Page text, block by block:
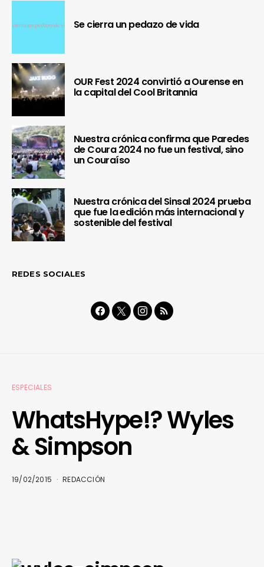
Se cierra un pedazo de vida
OUR Fest 2024 convirtió a Ourense en
la capital del Cool Britannia
Nuestra crónica confirma que Paredes
de Coura 2024 no fue un festival, sino
un Couraíso
Nuestra crónica del Sinsal 2024 prueba
que fue la edición más internacional y
sostenible del festival
REDES SOCIALES
ESPECIALES
WhatsHype!? Wyles
& Simpson
19/02/2015 REDACCIÓN